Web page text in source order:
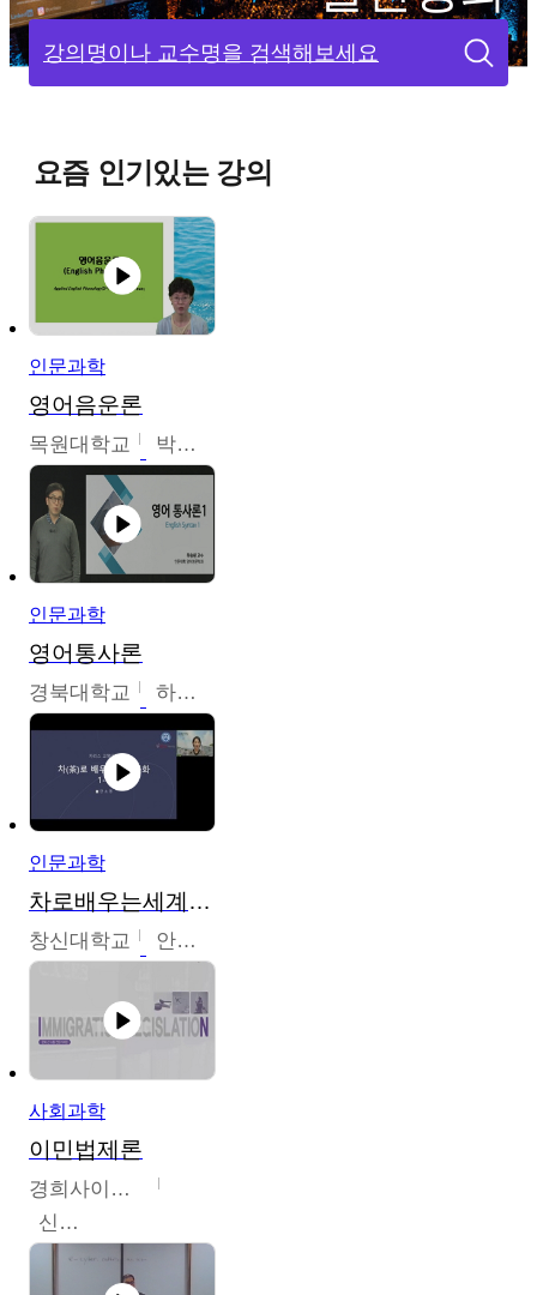
강의명이나 교수명을 검색해보세요
요즘 인기있는 강의
인문과학
영어음운론
목원대학교 박미숙
인문과학
영어통사론
경북대학교 하승완
인문과학
차로배우는세계문화
창신대학교 안소영
사회과학
이민법제론
경희사이버대학교
신광수